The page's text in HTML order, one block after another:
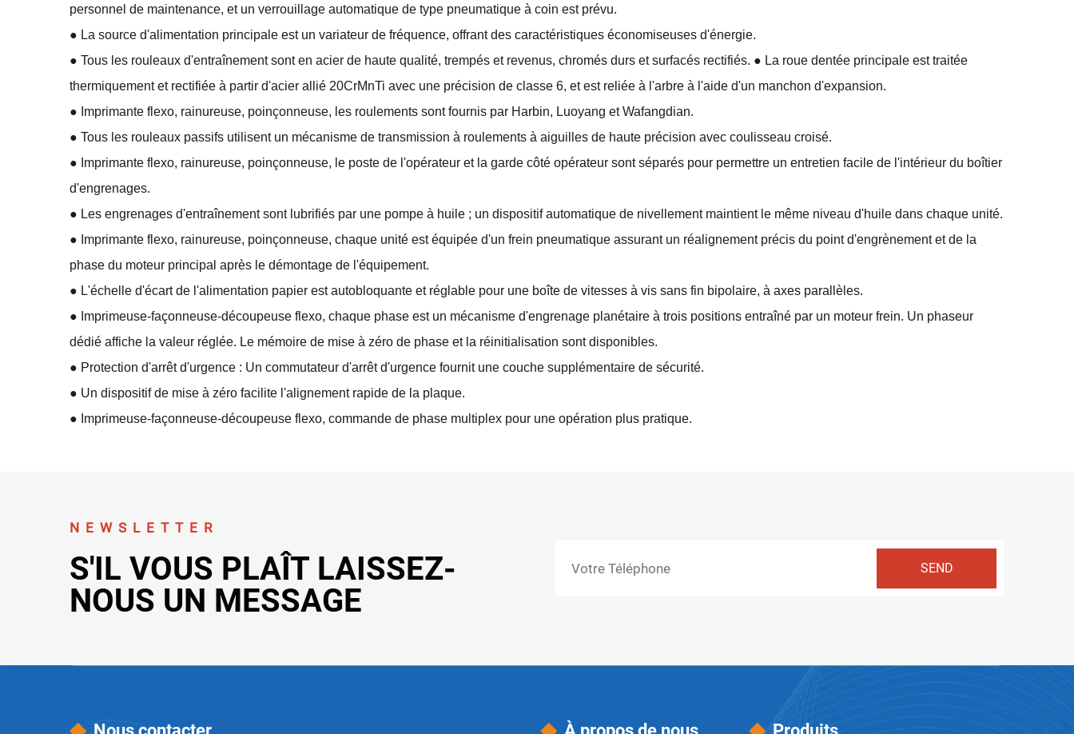
personnel de maintenance, et un verrouillage automatique de type pneumatique à coin est prévu.
● La source d'alimentation principale est un variateur de fréquence, offrant des caractéristiques économiseuses d'énergie.
● Tous les rouleaux d'entraînement sont en acier de haute qualité, trempés et revenus, chromés durs et surfacés rectifiés. ● La roue dentée principale est traitée
thermiquement et rectifiée à partir d'acier allié 20CrMnTi avec une précision de classe 6, et est reliée à l'arbre à l'aide d'un manchon d'expansion.
● Imprimante flexo, rainureuse, poinçonneuse, les roulements sont fournis par Harbin, Luoyang et Wafangdian.
● Tous les rouleaux passifs utilisent un mécanisme de transmission à roulements à aiguilles de haute précision avec coulisseau croisé.
● Imprimante flexo, rainureuse, poinçonneuse, le poste de l'opérateur et la garde côté opérateur sont séparés pour permettre un entretien facile de l'intérieur du boîtier
d'engrenages.
● Les engrenages d'entraînement sont lubrifiés par une pompe à huile ; un dispositif automatique de nivellement maintient le même niveau d'huile dans chaque unité.
● Imprimante flexo, rainureuse, poinçonneuse, chaque unité est équipée d'un frein pneumatique assurant un réalignement précis du point d'engrènement et de la
phase du moteur principal après le démontage de l'équipement.
● L'échelle d'écart de l'alimentation papier est autobloquante et réglable pour une boîte de vitesses à vis sans fin bipolaire, à axes parallèles.
● Imprimeuse-façonneuse-découpeuse flexo, chaque phase est un mécanisme d'engrenage planétaire à trois positions entraîné par un moteur frein. Un phaseur
dédié affiche la valeur réglée. Le mémoire de mise à zéro de phase et la réinitialisation sont disponibles.
● Protection d'arrêt d'urgence : Un commutateur d'arrêt d'urgence fournit une couche supplémentaire de sécurité.
● Un dispositif de mise à zéro facilite l'alignement rapide de la plaque.
● Imprimeuse-façonneuse-découpeuse flexo, commande de phase multiplex pour une opération plus pratique.
NEWSLETTER
S'IL VOUS PLAÎT LAISSEZ-
NOUS UN MESSAGE